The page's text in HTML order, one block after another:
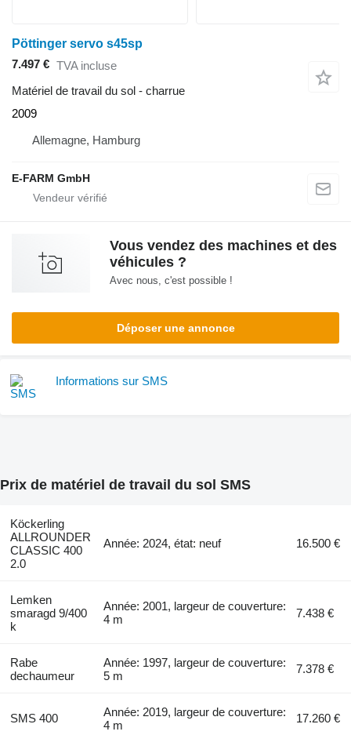
Pöttinger servo s45sp
7.497 € TVA incluse
Matériel de travail du sol - charrue
2009
Allemagne, Hamburg
E-FARM GmbH
Vous vendez des machines et des
véhicules ?
Avec nous, c'est possible !
Déposer une annonce
Informations sur SMS
Prix de matériel de travail du sol SMS
Köckerling
ALLROUNDER
CLASSIC 400
2.0
Année: 2024, état: neuf 16.500 €
Lemken
smaragd 9/400
k
Année: 2001, largeur de couverture:
4 m
7.438 €
Rabe
dechaumeur
Année: 1997, largeur de couverture:
5 m
7.378 €
SMS 400
Année: 2019, largeur de couverture:
4 m
17.260 €